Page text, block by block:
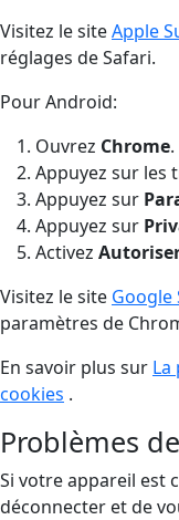
Visitez le siteApple
réglages de Safari.
Pour Android:
Ouvrez Chrome.
Appuyez sur les
Appuyez sur
Appuyez sur
Activez
Visitez le site
paramètres de
En savoir plus sur La
cookies .
Problèmes
Si votre appareil est
déconnecter et de